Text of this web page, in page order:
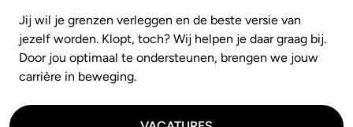
Jij wil je grenzen verleggen en de beste versie van
jezelf worden. Klopt, toch? Wij helpen je daar graag bij.
Door jou optimaal te ondersteunen, brengen we jouw
carrière in beweging.